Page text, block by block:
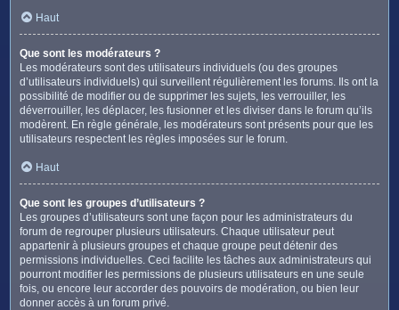
Haut
Que sont les modérateurs ?
Les modérateurs sont des utilisateurs individuels (ou des groupes
d’utilisateurs individuels) qui surveillent régulièrement les forums. Ils ont la
possibilité de modifier ou de supprimer les sujets, les verrouiller, les
déverrouiller, les déplacer, les fusionner et les diviser dans le forum qu’ils
modèrent. En règle générale, les modérateurs sont présents pour que les
utilisateurs respectent les règles imposées sur le forum.
Haut
Que sont les groupes d’utilisateurs ?
Les groupes d’utilisateurs sont une façon pour les administrateurs du
forum de regrouper plusieurs utilisateurs. Chaque utilisateur peut
appartenir à plusieurs groupes et chaque groupe peut détenir des
permissions individuelles. Ceci facilite les tâches aux administrateurs qui
pourront modifier les permissions de plusieurs utilisateurs en une seule
fois, ou encore leur accorder des pouvoirs de modération, ou bien leur
donner accès à un forum privé.